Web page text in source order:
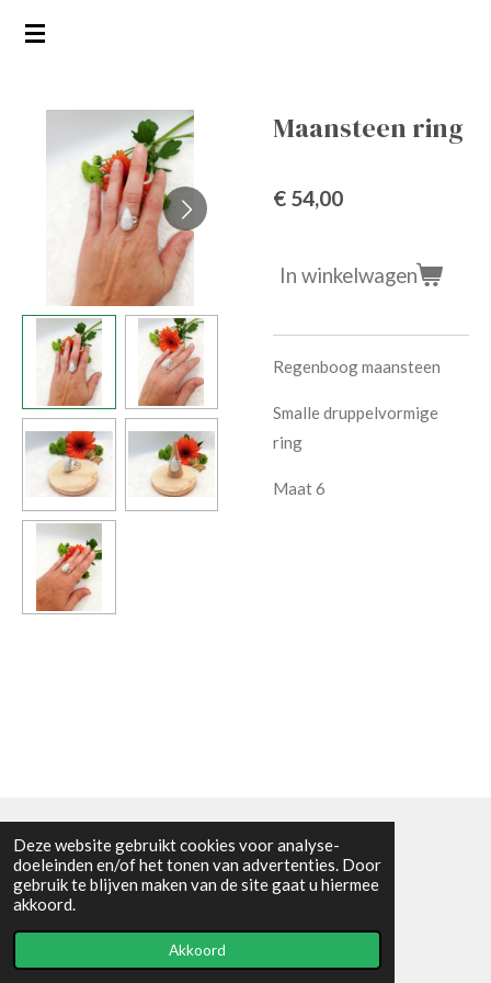
Deze website gebruikt cookies voor analyse-
doeleinden en/of het tonen van advertenties. Door
gebruik te blijven maken van de site gaat u hiermee
akkoord.
Akkoord
Ga
hoofdinhoud
Maansteen ring
€ 54,00
In winkelwagen
Regenboog maansteen
Smalle druppelvormige
ring
Maat 6
Algemene voorwaarden
© 2021 - RC en mineralenshop Het vlinderpad